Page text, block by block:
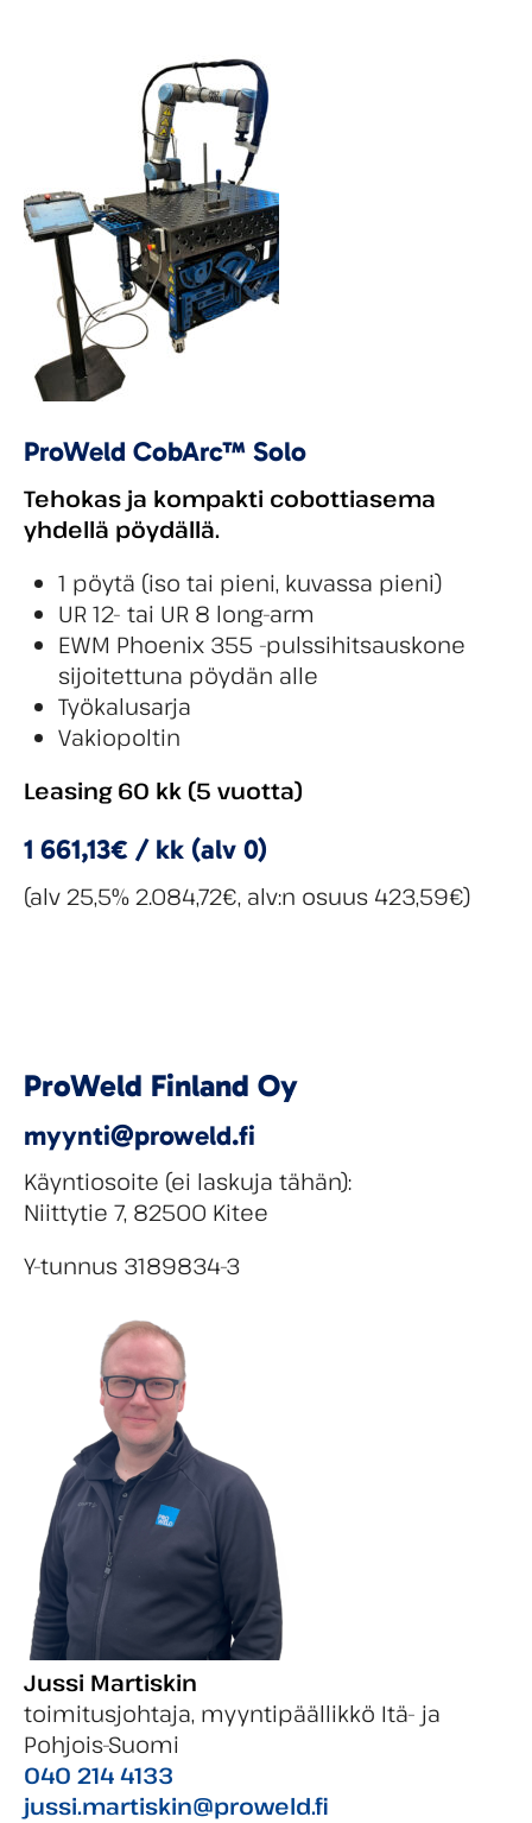
ProWeld CobArc™ Solo
Tehokas ja kompakti cobottiasema
yhdellä pöydällä.
1 pöytä (iso tai pieni, kuvassa pieni)
UR 12- tai UR 8 long-arm
EWM Phoenix 355 -pulssihitsauskone
sijoitettuna pöydän alle
Työkalusarja
Vakiopoltin
Leasing 60 kk (5 vuotta)
1 661,13€ / kk (alv 0)
(alv 25,5% 2.084,72€, alv:n osuus 423,59€)
ProWeld Finland Oy
myynti@proweld.fi
Käyntiosoite (ei laskuja tähän):
Niittytie 7, 82500 Kitee
Y-tunnus 3189834-3
Jussi Martiskin
toimitusjohtaja, myyntipäällikkö Itä- ja
Pohjois-Suomi
040 214 4133
jussi.martiskin@proweld.fi